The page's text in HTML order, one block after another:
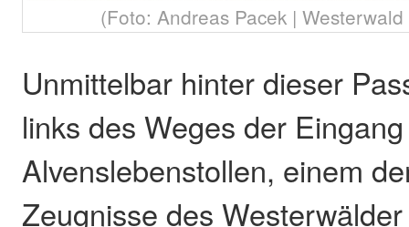
(Foto: Andreas Pacek |
Unmittelbar hinter dieser
links des Weges der
Alvenslebenstollen, einem
Zeugnisse des